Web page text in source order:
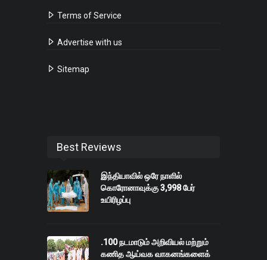
Terms of Service
Advertise with us
Sitemap
Best Reviews
இந்தியாவில் ஒரே நாளில்
கொரோனாவுக்கு 3,998 பேர்
உயிரிழப்பு
.100 நடமாடும் அறிவியல் மற்றும்
கணித ஆய்வக வாகனங்களைக்